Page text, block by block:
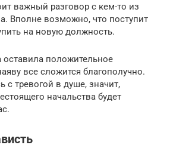
важный разговор с кем-то из
Вполне возможно, что поступит
на новую должность.
оставила положительное
все сложится благополучно.
с тревогой в душе, значит,
начальства будет